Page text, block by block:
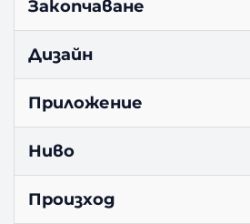
Закопчаване
Дизайн
Приложение
Ниво
Произход